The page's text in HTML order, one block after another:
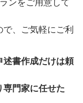
ンをご用意して
、ご気軽にご利
述書作成だけは頼
専門家に任せた